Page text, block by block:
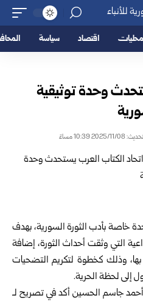
محليات اقتصاد سياسة
وحدة توثيقية
11/08 10:39 مساءً
خاصة بأدب الثورة السورية، بهدف
التي وثقت أحداث الثورة، إضافة
وذلك كخطوة لتكريم التضحيات
إلى لحظة الحرية.
أحمد جاسم الحسين أكد في تصريح لـ